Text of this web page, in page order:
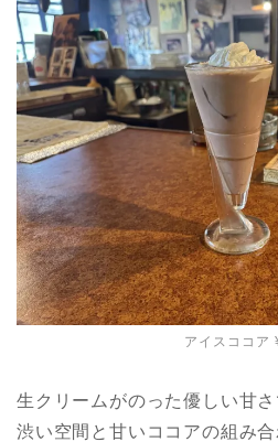
アイスココア
生クリームがのった優しい甘さ
渋い空間と甘いココアの組み合